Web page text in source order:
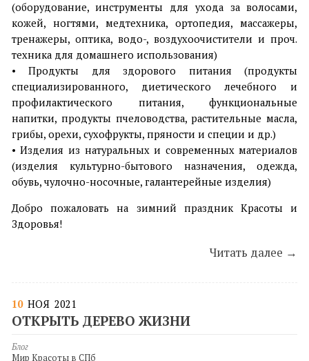
(оборудование, инструменты для ухода за волосами,
кожей, ногтями, медтехника, ортопедия, массажеры,
тренажеры, оптика, водо-, воздухоочистители и проч.
техника для домашнего использования)
• Продукты для здорового питания (продукты
специализированного, диетического лечебного и
профилактического питания, функциональные
напитки, продукты пчеловодства, растительные масла,
грибы, орехи, сухофрукты, пряности и специи и др.)
• Изделия из натуральных и современных материалов
(изделия культурно-бытового назначения, одежда,
обувь, чулочно-носочные, галантерейные изделия)
Добро пожаловать на зимний праздник Красоты и
Здоровья!
Читать далее →
10 НОЯ 2021
ОТКРЫТЬ ДЕРЕВО ЖИЗНИ
Блог
Мир Красоты в СПб